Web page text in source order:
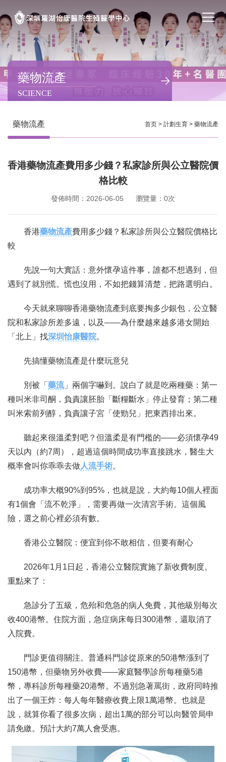
首页
私密處整形
不孕不育
特色门诊
聯繫我們
藥物流產
SCIENCE
藥物流產 首页 > 計劃生育 > 藥物流產
香港藥物流產費用多少錢？私家診所與公立醫院價
格比較
發佈時間：2026-06-05 瀏覽量：0次
香港藥物流產費用多少錢？私家診所與公立醫院價格比
較
先說一句大實話：意外懷孕這件事，誰都不想遇到，但
遇到了就別慌。慌也沒用，不如把錢算清楚，把路選明白。
今天就來聊聊香港藥物流產到底要掏多少銀包，公立醫
院和私家診所差多遠，以及——為什麼越來越多港女開始
「北上」找深圳怡康醫院。
先搞懂藥物流產是什麼玩意兒
別被「 藥流」兩個字嚇到。說白了就是吃兩種藥：第一
種叫米非司酮，負責讓胚胎「斷糧斷水」停止發育；第二種
叫米索前列醇，負責讓子宮「使勁兒」把東西排出來。
聽起來很溫柔對吧？但溫柔是有門檻的——必須懷孕49
天以內（約7周），超過這個時間成功率直接跳水，醫生大
概率會叫你乖乖去做人流手術。
成功率大概90%到95%，也就是說，大約每10個人裡面
有1個會「流不乾淨」，需要再做一次清宮手術。這個風
險，選之前心裡必須有數。
香港公立醫院：便宜到你不敢相信，但要有耐心
2026年1月1日起，香港公立醫院實施了新收費制度。
重點來了：
急診分了五級，危殆和危急的病人免費，其他級別每次
收400港幣。住院方面，急症病床每日300港幣，還取消了
入院費。
門診更值得關注。普通科門診從原來的50港幣漲到了
150港幣，但藥物另外收費——家庭醫學診所每種藥5港
幣，專科診所每種藥20港幣。不過別急著罵街，政府同時推
出了一個王炸：每人每年醫療收費上限1萬港幣。也就是
說，就算你看了很多次病，超出1萬的部分可以向醫管局申
請免繳。預計大約7萬人會受惠。